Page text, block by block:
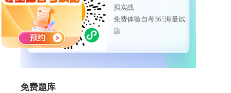
拟实战
免费体验自考365海量试
题
免费题库